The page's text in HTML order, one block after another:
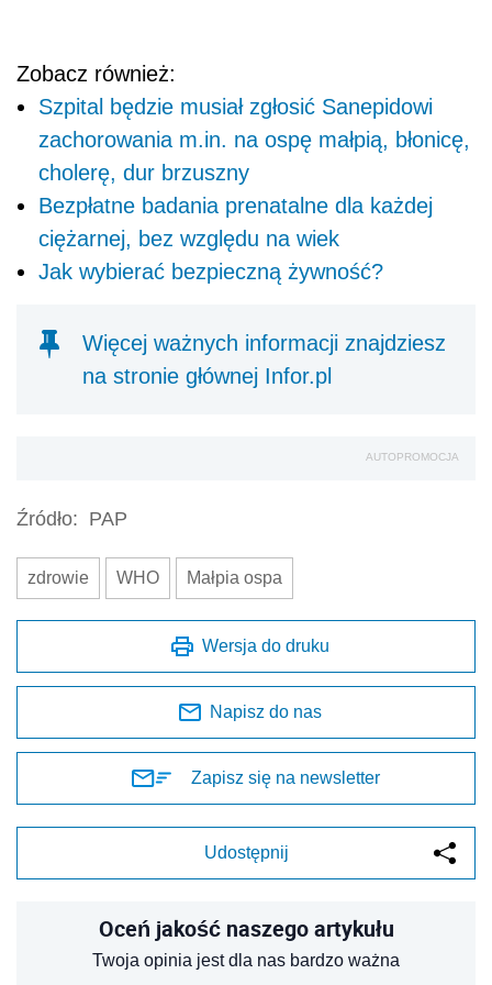
Zobacz również:
Szpital będzie musiał zgłosić Sanepidowi
zachorowania m.in. na ospę małpią, błonicę,
cholerę, dur brzuszny
Bezpłatne badania prenatalne dla każdej
ciężarnej, bez względu na wiek
Jak wybierać bezpieczną żywność?
Więcej ważnych informacji znajdziesz
na stronie głównej Infor.pl
AUTOPROMOCJA
Źródło: PAP
zdrowie WHO Małpia ospa
Wersja do druku
Napisz do nas
Zapisz się na newsletter
Udostępnij
Oceń jakość naszego artykułu
Twoja opinia jest dla nas bardzo ważna